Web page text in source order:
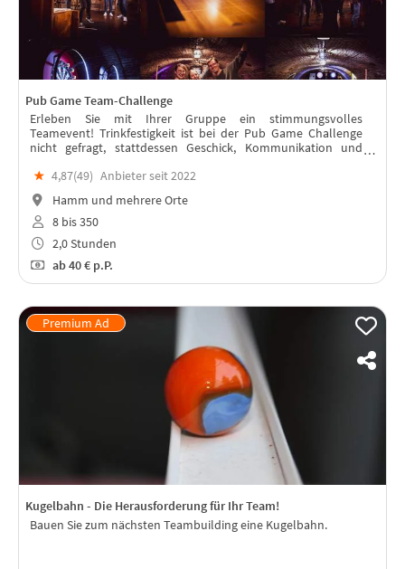
Pub Game Team-Challenge
Erleben Sie mit Ihrer Gruppe ein stimmungsvolles
Teamevent! Trinkfestigkeit ist bei der Pub Game Challenge
nicht gefragt, stattdessen Geschick, Kommunikation und
zur Auswahl!
★ 4,87(49) Anbieter seit 2022
Hamm und mehrere Orte
8 bis 350
2,0 Stunden
ab40 € p.P.
Kugelbahn - Die Herausforderung für Ihr Team!
Bauen Sie zum nächsten Teambuilding eine Kugelbahn.